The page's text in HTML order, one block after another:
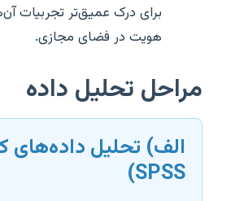
برای درک عمیق‌تر تجربیات
هویت در فضای مجازی.
مراحل تحلیل داده
الف) تحلیل داده‌های
SPSS)